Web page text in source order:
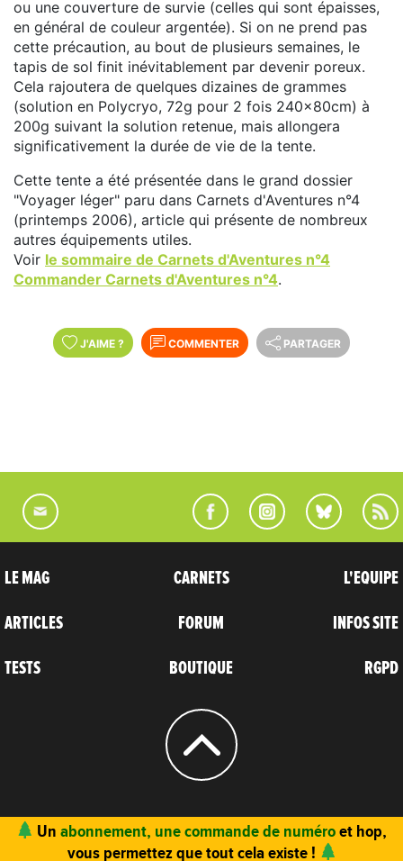
ou une couverture de survie (celles qui sont épaisses,
en général de couleur argentée). Si on ne prend pas
cette précaution, au bout de plusieurs semaines, le
tapis de sol finit inévitablement par devenir poreux.
Cela rajoutera de quelques dizaines de grammes
(solution en Polycryo, 72g pour 2 fois 240x80cm) à
200g suivant la solution retenue, mais allongera
significativement la durée de vie de la tente.
Cette tente a été présentée dans le grand dossier
"Voyager léger" paru dans Carnets d'Aventures n°4
(printemps 2006), article qui présente de nombreux
autres équipements utiles.
Voir le sommaire de Carnets d'Aventures n°4
Commander Carnets d'Aventures n°4.
J'AIME ? COMMENTER PARTAGER
LE MAG
ARTICLES
TESTS
CARNETS
FORUM
BOUTIQUE
L'EQUIPE
INFOS SITE
RGPD
© 2004 - 2026 CARNETS D’AVENTURES
Un abonnement, une commande de numéroet hop,
vous permettez que tout cela existe !